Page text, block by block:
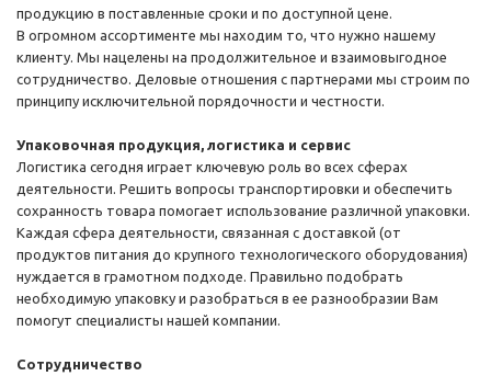
продукцию в поставленные сроки и по доступной цене.
В огромном ассортименте мы находим то, что нужно нашему
клиенту. Мы нацелены на продолжительное и взаимовыгодное
сотрудничество. Деловые отношения с партнерами мы строим по
принципу исключительной порядочности и честности.
Упаковочная продукция, логистика и сервис
Логистика сегодня играет ключевую роль во всех сферах
деятельности. Решить вопросы транспортировки и обеспечить
сохранность товара помогает использование различной упаковки.
Каждая сфера деятельности, связанная с доставкой (от
продуктов питания до крупного технологического оборудования)
нуждается в грамотном подходе. Правильно подобрать
необходимую упаковку и разобраться в ее разнообразии Вам
помогут специалисты нашей компании.
Сотрудничество